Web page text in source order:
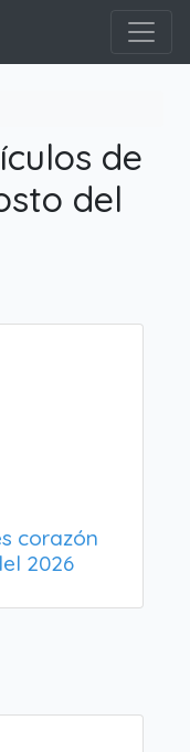
de
del
corazón
2026